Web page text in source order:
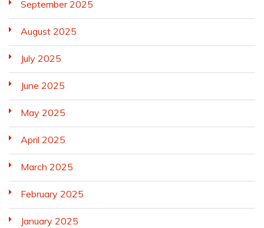
September 2025
August 2025
July 2025
June 2025
May 2025
April 2025
March 2025
February 2025
January 2025